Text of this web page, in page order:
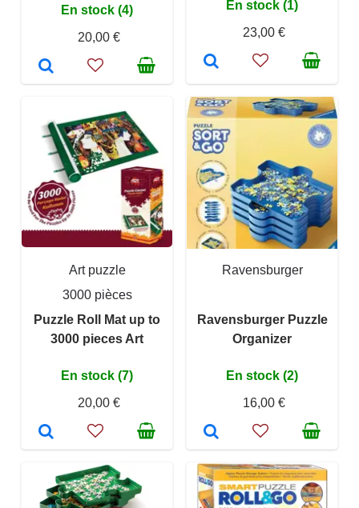
En stock (4)
20,00 €
En stock (1)
23,00 €
Art puzzle
3000 pièces
Puzzle Roll Mat up to
3000 pieces Art
En stock (7)
20,00 €
Ravensburger
Ravensburger Puzzle
Organizer
En stock (2)
16,00 €